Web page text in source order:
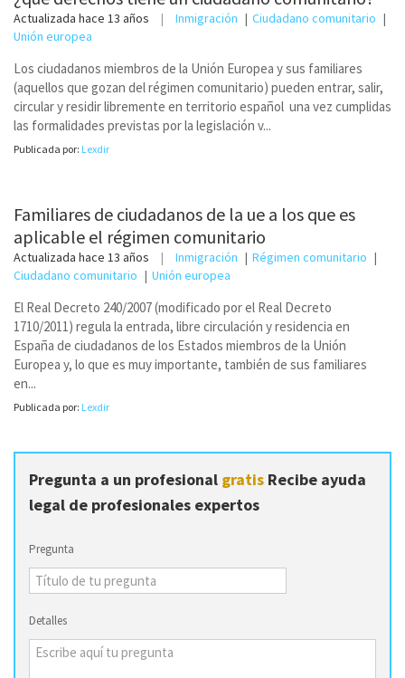
Actualizada hace 13 años Inmigración
Ciudadano comunitario
Unión europea
Los ciudadanos miembros de la Unión Europea y sus familiares
(aquellos que gozan del régimen comunitario) pueden entrar, salir,
circular y residir libremente en territorio español una vez cumplidas
las formalidades previstas por la legislación v...
Publicada por: Lexdir
Familiares de ciudadanos de la ue a los que es
aplicable el régimen comunitario
Actualizada hace 13 años Inmigración
Régimen comunitario
Ciudadano comunitario
Unión europea
El Real Decreto 240/2007 (modificado por el Real Decreto
1710/2011) regula la entrada, libre circulación y residencia en
España de ciudadanos de los Estados miembros de la Unión
Europea y, lo que es muy importante, también de sus familiares
en...
Publicada por: Lexdir
Pregunta a un profesional gratis Recibe ayuda
legal de profesionales expertos
Pregunta
Detalles